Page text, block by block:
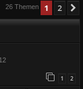
26 Themen 1 2
1 2